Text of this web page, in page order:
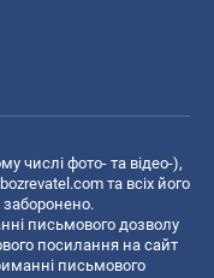
числі фото- та відео-),
та всіх його
заборонено.
письмового дозволу
посилання на сайт
письмового